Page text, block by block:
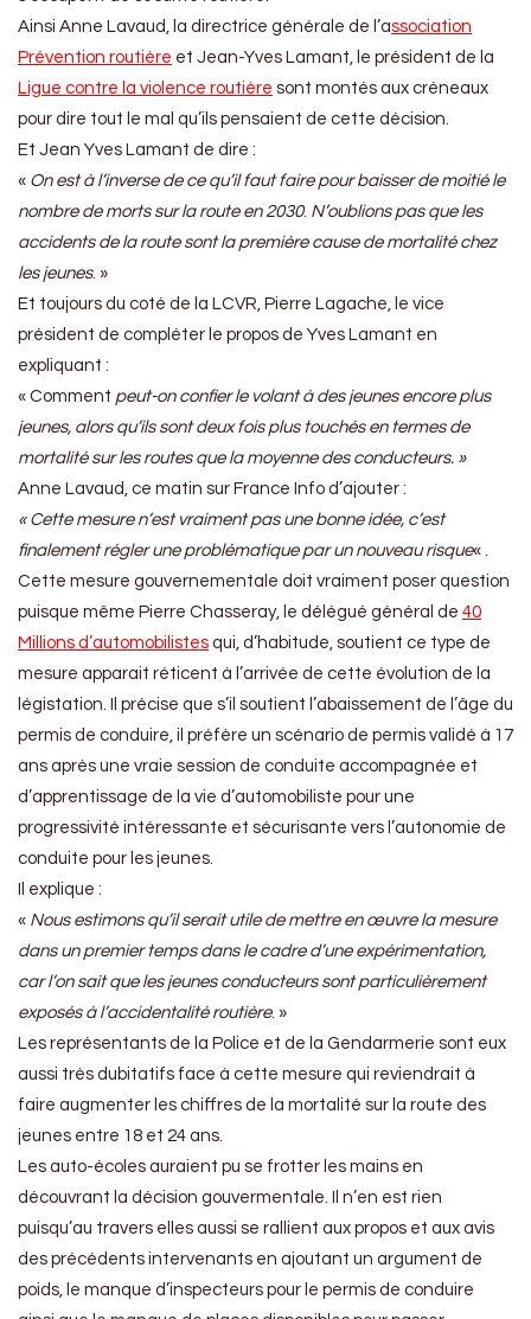
Ainsi Anne Lavaud, la directrice générale de l’association
Prévention routière et Jean-Yves Lamant, le président de la
Ligue contre la violence routière sont montés aux créneaux
pour dire tout le mal qu’ils pensaient de cette décision.
Et Jean Yves Lamant de dire :
« On est à l’inverse de ce qu’il faut faire pour baisser de moitié le
nombre de morts sur la route en 2030. N’oublions pas que les
accidents de la route sont la première cause de mortalité chez
les jeunes. »
Et toujours du coté de la LCVR, Pierre Lagache, le vice
président de compléter le propos de Yves Lamant en
expliquant :
« Comment peut-on confier le volant à des jeunes encore plus
jeunes, alors qu’ils sont deux fois plus touchés en termes de
mortalité sur les routes que la moyenne des conducteurs. »
Anne Lavaud, ce matin sur France Info d’ajouter :
« Cette mesure n’est vraiment pas une bonne idée, c’est
finalement régler une problématique par un nouveau risque« .
Cette mesure gouvernementale doit vraiment poser question
puisque même Pierre Chasseray, le délégué général de 40
Millions d’automobilistes qui, d’habitude, soutient ce type de
mesure apparait réticent à l’arrivée de cette évolution de la
légistation. Il précise que s’il soutient l’abaissement de l’âge du
permis de conduire, il préfère un scénario de permis validé à 17
ans après une vraie session de conduite accompagnée et
d’apprentissage de la vie d’automobiliste pour une
progressivité intéressante et sécurisante vers l’autonomie de
conduite pour les jeunes.
Il explique :
« Nous estimons qu’il serait utile de mettre en œuvre la mesure
dans un premier temps dans le cadre d’une expérimentation,
car l’on sait que les jeunes conducteurs sont particulièrement
exposés à l’accidentalité routière. »
Les représentants de la Police et de la Gendarmerie sont eux
aussi très dubitatifs face à cette mesure qui reviendrait à
faire augmenter les chiffres de la mortalité sur la route des
jeunes entre 18 et 24 ans.
Les auto-écoles auraient pu se frotter les mains en
découvrant la décision gouvermentale. Il n’en est rien
puisqu’au travers elles aussi se rallient aux propos et aux avis
des précédents intervenants en ajoutant un argument de
poids, le manque d’inspecteurs pour le permis de conduire